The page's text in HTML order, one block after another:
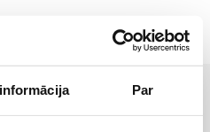
Par
RU
найдена!